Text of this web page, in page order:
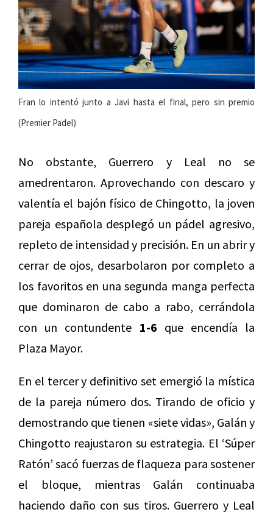
Fran lo intentó junto a Javi hasta el final, pero sin premio
(Premier Padel)
No obstante, Guerrero y Leal no se
amedrentaron. Aprovechando con descaro y
valentía el bajón físico de Chingotto, la joven
pareja española desplegó un pádel agresivo,
repleto de intensidad y precisión. En un abrir y
cerrar de ojos, desarbolaron por completo a
los favoritos en una segunda manga perfecta
que dominaron de cabo a rabo, cerrándola
con un contundente 1-6 que encendía la
Plaza Mayor.
En el tercer y definitivo set emergió la mística
de la pareja número dos. Tirando de oficio y
demostrando que tienen «siete vidas», Galán y
Chingotto reajustaron su estrategia. El ‘Súper
Ratón’ sacó fuerzas de flaqueza para sostener
el bloque, mientras Galán continuaba
haciendo daño con sus tiros. Guerrero y Leal